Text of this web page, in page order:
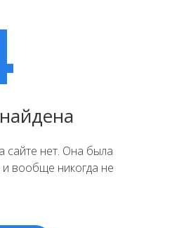
сайте нет. Она была
вообще никогда не